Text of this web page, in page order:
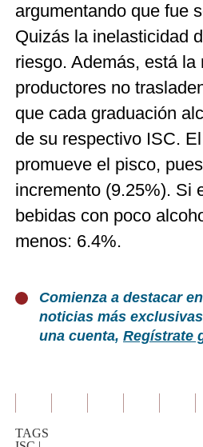
argumentando que fue
Quizás la inelasticidad
riesgo. Además, está
productores no
que cada graduación
de su respectivo ISC.
promueve el pisco,
incremento (9.25%). Si
bebidas con poco
menos: 6.4%.
Comienza a destacar
noticias más
una cuenta, Regístrate
TAGS